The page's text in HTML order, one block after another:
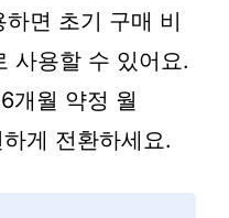
면 초기 구매 비
사용할 수 있어요.
개월 약정 월
게 전환하세요.